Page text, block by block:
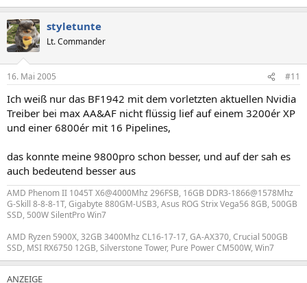
styletunte
Lt. Commander
16. Mai 2005 #11
Ich weiß nur das BF1942 mit dem vorletzten aktuellen Nvidia
Treiber bei max AA&AF nicht flüssig lief auf einem 3200ér XP
und einer 6800ér mit 16 Pipelines,
das konnte meine 9800pro schon besser, und auf der sah es
auch bedeutend besser aus
AMD Phenom II 1045T X6@4000Mhz 296FSB, 16GB DDR3-1866@1578Mhz
G-Skill 8-8-8-1T, Gigabyte 880GM-USB3, Asus ROG Strix Vega56 8GB, 500GB
SSD, 500W SilentPro Win7
AMD Ryzen 5900X, 32GB 3400Mhz CL16-17-17, GA-AX370, Crucial 500GB
SSD, MSI RX6750 12GB, Silverstone Tower, Pure Power CM500W, Win7